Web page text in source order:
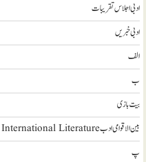
ادبی اجلاس تقریبات
ادبی خبریں
الف
ب
بیت بازی
بین الاقوامی ادب International Literature
پ